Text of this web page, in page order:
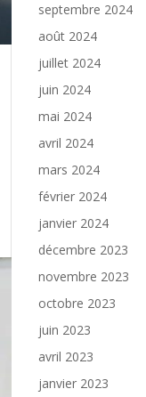
septembre 2024
août 2024
juillet 2024
juin 2024
mai 2024
avril 2024
mars 2024
février 2024
janvier 2024
décembre 2023
novembre 2023
octobre 2023
juin 2023
avril 2023
janvier 2023